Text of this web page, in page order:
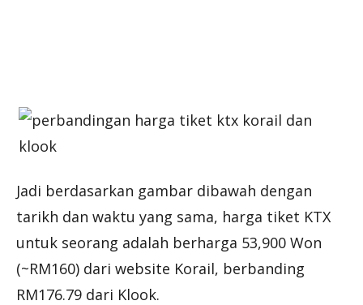
Jadi berdasarkan gambar dibawah dengan
tarikh dan waktu yang sama, harga tiket KTX
untuk seorang adalah berharga 53,900 Won
(~RM160) dari website Korail, berbanding
RM176.79 dari Klook.